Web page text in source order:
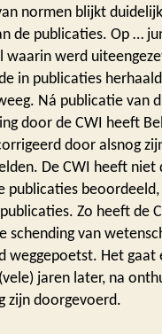
normen blijkt
de publicaties. Op …
waarin werd
in publicaties
Ná publicatie van
door de CWI heeft
door alsnog
De CWI heeft niet
publicaties
Zo heeft de
schending van
weggepoetst. Het gaat
jaren later, na
zijn doorgevoerd.